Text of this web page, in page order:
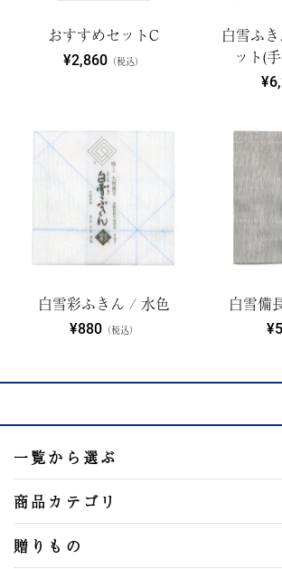
おすすめセットC
¥2,860 （税込）
白雪ふ
ット(
白雪彩ふきん / 水色
¥880（税込）
白雪備
一覧から選ぶ
商品カテゴリ
贈りもの